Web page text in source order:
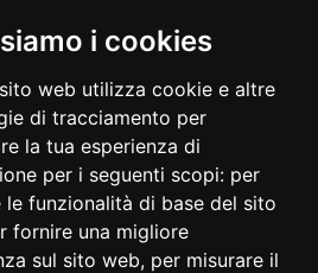
i cookies
web utilizza cookie e altre
di tracciamento per
la tua esperienza di
per i seguenti scopi: per
le funzionalità di base del sito
fornire una migliore
sul sito web, per misurare il
diffuse dall'Organizzatore